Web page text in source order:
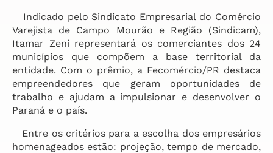
Indicado pelo Sindicato Empresarial do Comércio
Varejista de Campo Mourão e Região (Sindicam),
Itamar Zeni representará os comerciantes dos 24
municípios que compõem a base territorial da
entidade. Com o prêmio, a Fecomércio/PR destaca
empreendedores que geram oportunidades de
trabalho e ajudam a impulsionar e desenvolver o
Paraná e o país.
Entre os critérios para a escolha dos empresários
homenageados estão: projeção, tempo de mercado,